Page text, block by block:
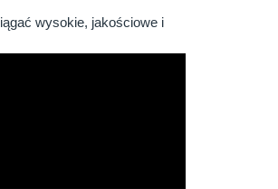
wysokie, jakościowe i